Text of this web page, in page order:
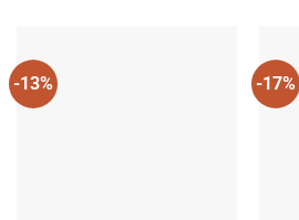
-13% -17%